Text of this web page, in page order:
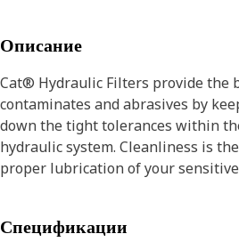
Описание
Cat® Hydraulic Filters provide the
contaminates and abrasives by
down the tight tolerances within
hydraulic system. Cleanliness is
proper lubrication of your
Спецификации